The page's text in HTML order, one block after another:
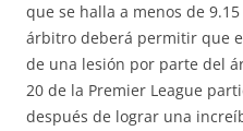
que se halla a menos de
árbitro deberá permitir que
de una lesión por parte del
20 de la Premier League
después de lograr una